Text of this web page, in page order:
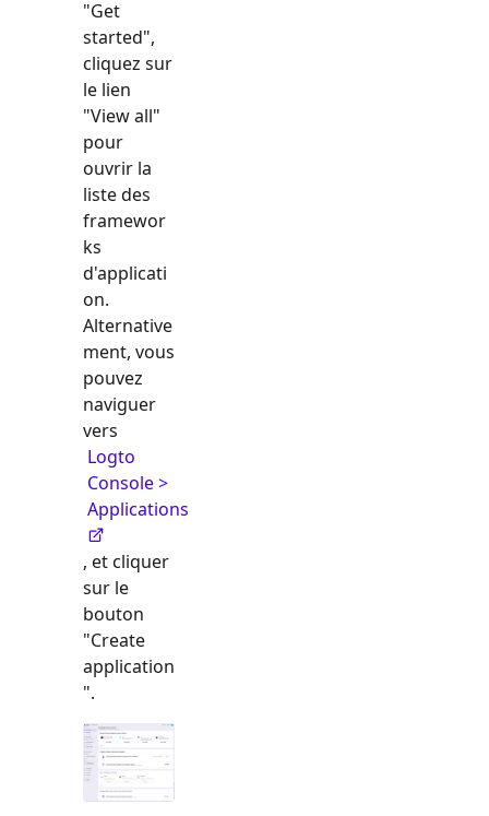
"Get
started",
cliquez sur
le lien
"View all"
pour
ouvrir la
liste des
framewor
ks
d'applicati
on.
Alternative
ment, vous
pouvez
naviguer
vers
Logto
Console >
Applications
, et cliquer
sur le
bouton
"Create
application
".